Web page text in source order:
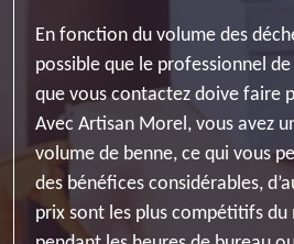
En fonction du volume des
possible que le professionnel
que vous contactez doive faire
Avec Artisan Morel, vous avez
volume de benne, ce qui vous
des bénéfices considérables,
prix sont les plus compétitifs du